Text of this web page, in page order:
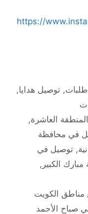
https://
,توصيل هدايا,
العاشرة,
في محافظة
, توصيل في
الكبير ,
الكويت
صباح الأحمد